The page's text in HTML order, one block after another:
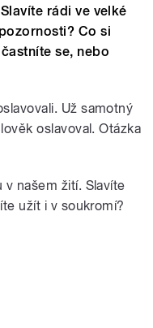
rádi ve velké
Co si
se, nebo
Už samotný
oslavoval. Otázka
v našem žití. Slavíte
užít i v soukromí?